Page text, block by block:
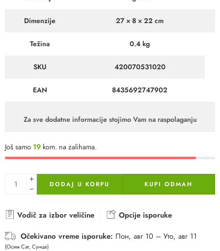
Dimenzije 27 × 8 × 22 cm
Težina 0.4 kg
SKU 420070531020
EAN 8435692747902
Za sve dodatne informacije stojimo Vam na raspolaganju
Još samo 19 kom. na zalihama.
DODAJ U KORPU KUPI ODMAH
Vodič za izbor veličine
Opcije isporuke
Očekivano vreme isporuke: Пон, авг 10 – Уто, авг 11
(Осим Сат, Сунце)